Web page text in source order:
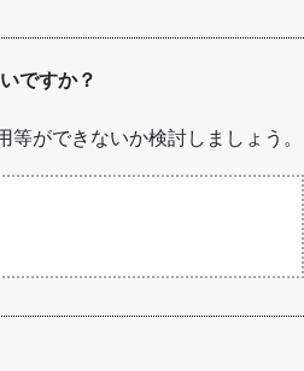
ですか？
ができないか検討しましょう。